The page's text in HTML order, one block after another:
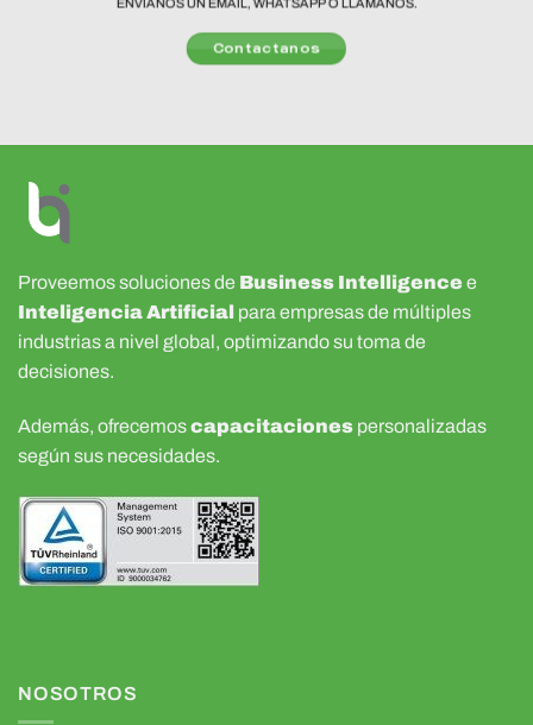
Contactanos
Proveemos soluciones de Business Intelligence e
Inteligencia Artificial para empresas de múltiples
industrias a nivel global, optimizando su toma de
decisiones.
Además, ofrecemoscapacitaciones personalizadas
según sus necesidades.
NOSOTROS